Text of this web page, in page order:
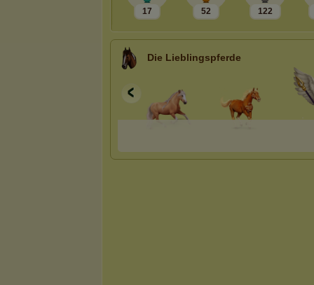
17 52 122
Die Lieblingspferde